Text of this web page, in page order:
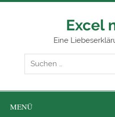
Zum
Excel
Eine
MENÜ